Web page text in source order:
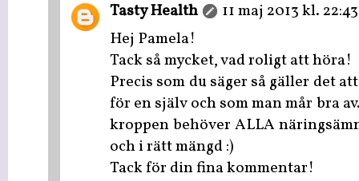
Tasty Health
11 maj 2013 kl. 22:43
Hej Pamela!
Tack så mycket, vad roligt att höra!
Precis som du säger så gäller det
för en själv och som man mår bra
kroppen behöver ALLA
och i rätt mängd :)
Tack för din fina kommentar!